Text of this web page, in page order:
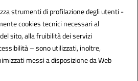
strumenti di profilazione degli utenti -
cookies tecnici necessari al
sito, alla fruibilità dei servizi
– sono utilizzati, inoltre,
messi a disposizione da Web
UF7W9K